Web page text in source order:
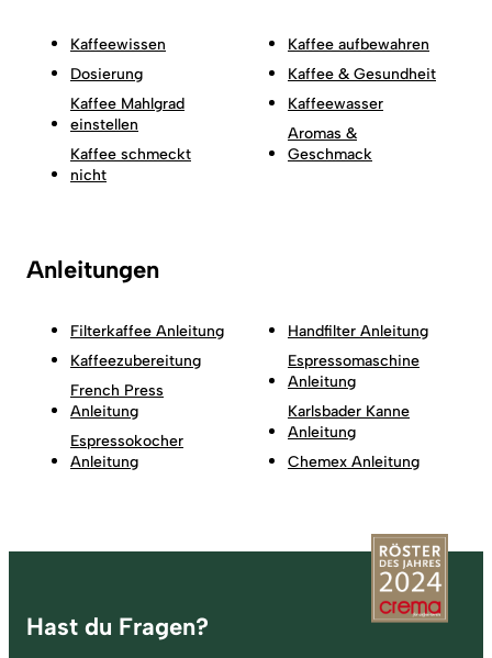
Kaffeewissen
Dosierung
Kaffee Mahlgrad
einstellen
Kaffee schmeckt
nicht
Kaffee aufbewahren
Kaffee & Gesundheit
Kaffeewasser
Aromas &
Geschmack
Anleitungen
Filterkaffee Anleitung
Kaffeezubereitung
French Press
Anleitung
Espressokocher
Anleitung
Handfilter Anleitung
Espressomaschine
Anleitung
Karlsbader Kanne
Anleitung
Chemex Anleitung
Fußzeile
Hast du Fragen?